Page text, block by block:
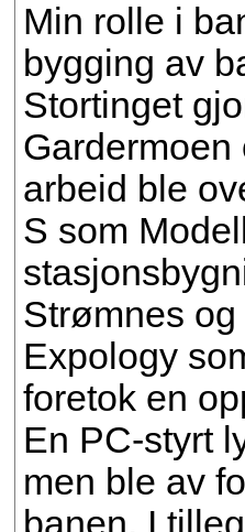
Min rolle i
bygging av
Stortinget
arbeid ble
S som
Strømnes
Expology
foretok en
En PC-styrt
men ble av